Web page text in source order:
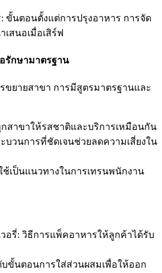
: ขั้นตอนตั้งแต่การปรุงอาหาร การจัด
เสนอเมื่อเสิร์ฟ
อรักษามาตรฐาน
ขยายสาขา การมีสูตรมาตรฐานและ
สาขาให้รสชาติและบริการเหมือนกัน
บวนการที่ชัดเจนช่วยลดความเสี่ยงใน
ช้เป็นแนวทางในการเทรนพนักงาน
วอรี่: วิธีการแพ็คอาหารให้ลูกค้าได้รับ
บขั้นตอนการใส่ส่วนผสมเพื่อให้ออก